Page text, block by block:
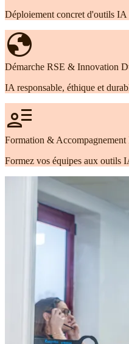
Déploiement concret d'outils IA
globe
Démarche RSE & Innovation
IA responsable, éthique et
user_attributes
Formation & Accompagnement
Formez vos équipes aux outils